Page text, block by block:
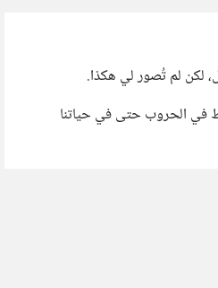
لكن لم تُصور لي هكذا.
في الحروب حتى في حياتنا